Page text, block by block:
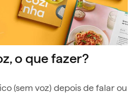
o que fazer?
(sem voz) depois de falar ou